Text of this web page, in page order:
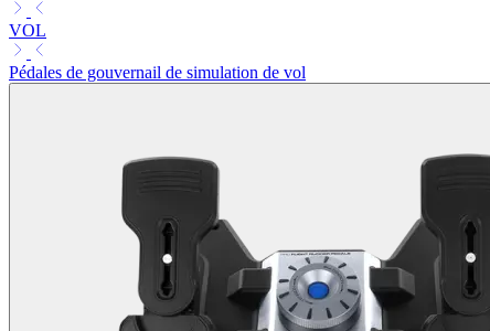
VOL
Pédales de gouvernail de simulation de vol